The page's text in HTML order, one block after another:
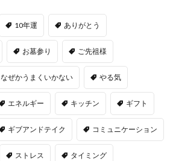
10年運 ありがとう
お墓参り ご先祖様
なぜかうまくいかない やる気
エネルギー キッチン ギフト
ギブアンドテイク コミュニケーション
ストレス タイミング